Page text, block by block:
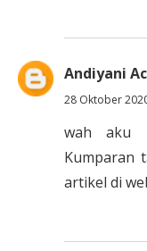
Andiyani
28 Oktober
wah aku
Kumparan
artikel di